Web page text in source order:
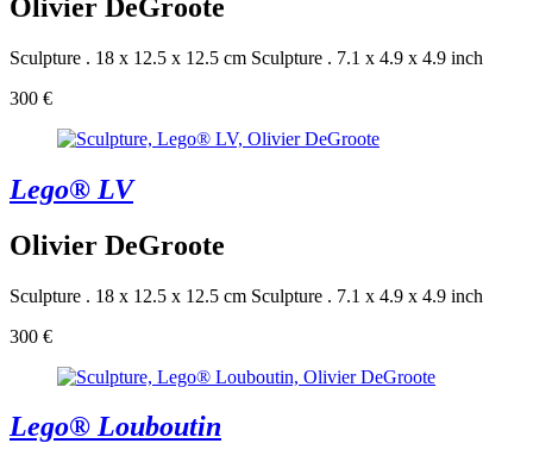
Olivier DeGroote
Sculpture . 18 x 12.5 x 12.5 cm Sculpture . 7.1 x 4.9 x 4.9 inch
300 €
Lego® LV
Olivier DeGroote
Sculpture . 18 x 12.5 x 12.5 cm Sculpture . 7.1 x 4.9 x 4.9 inch
300 €
Lego® Louboutin